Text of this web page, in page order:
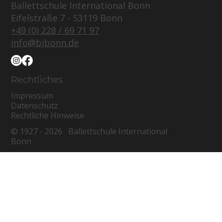
Ballettschule International Bonn
Eifelstraße 7 - 53119 Bonn
+49 (0) 228 / 69 71 97
info@bibonn.de
Rechtliches
Impressum
Datenschutz
Rechtliche Hinweise
© 1927 - 2026 Ballettschule International
Bonn